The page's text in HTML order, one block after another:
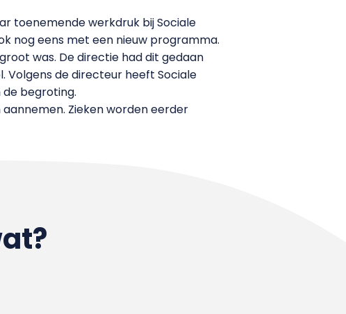
toenemende werkdruk bij Sociale
nog eens met een nieuw programma.
was. De directie had dit gedaan
Volgens de directeur heeft Sociale
de begroting.
Zieken worden eerder